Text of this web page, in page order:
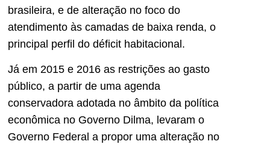
brasileira, e de alteração no foco do
atendimento às camadas de baixa renda, o
principal perfil do déficit habitacional.
Já em 2015 e 2016 as restrições ao gasto
público, a partir de uma agenda
conservadora adotada no âmbito da política
econômica no Governo Dilma, levaram o
Governo Federal a propor uma alteração no